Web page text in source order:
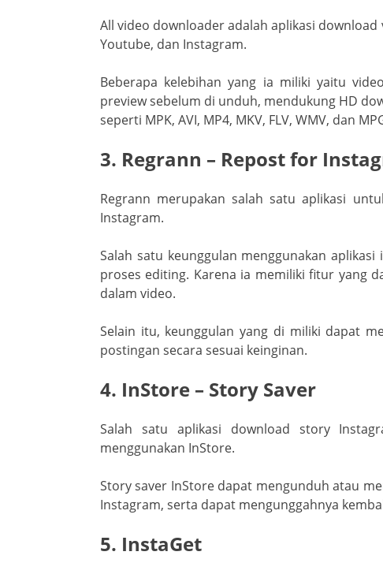
All video downloader adalah aplikasi
Youtube, dan Instagram.
Beberapa kelebihan yang ia miliki yaitu
preview sebelum di unduh, mendukung HD
seperti MPK, AVI, MP4, MKV, FLV, WMV, dan
3. Regrann – Repost for
Regrann merupakan salah satu aplikasi
Instagram.
Salah satu keunggulan menggunakan
proses editing. Karena ia memiliki fitur yang
dalam video.
Selain itu, keunggulan yang di miliki dapat
postingan secara sesuai keinginan.
4. InStore – Story Saver
Salah satu aplikasi download story
menggunakan InStore.
Story saver InStore dapat mengunduh atau
Instagram, serta dapat mengunggahnya
5. InstaGet